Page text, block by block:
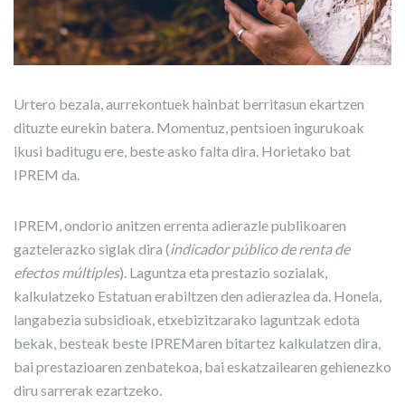
Urtero bezala, aurrekontuek hainbat berritasun ekartzen
dituzte eurekin batera. Momentuz, pentsioen ingurukoak
ikusi baditugu ere, beste asko falta dira. Horietako bat
IPREM da.
IPREM, ondorio anitzen errenta adierazle publikoaren
gaztelerazko siglak dira (indicador público de renta de
efectos múltiples). Laguntza eta prestazio sozialak,
kalkulatzeko Estatuan erabiltzen den adierazlea da. Honela,
langabezia subsidioak, etxebizitzarako laguntzak edota
bekak, besteak beste IPREMaren bitartez kalkulatzen dira,
bai prestazioaren zenbatekoa, bai eskatzailearen gehienezko
diru sarrerak ezartzeko.